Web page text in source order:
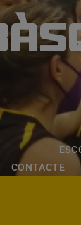
CONTACTE
ESCOLA